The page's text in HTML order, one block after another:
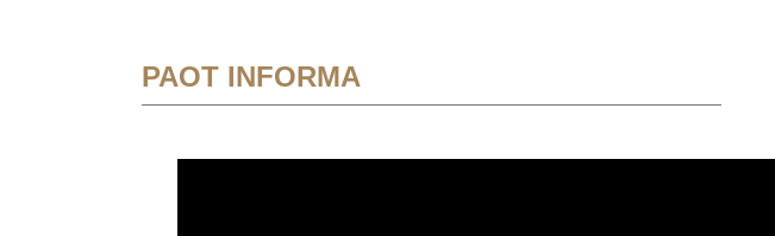
PAOT INFORMA